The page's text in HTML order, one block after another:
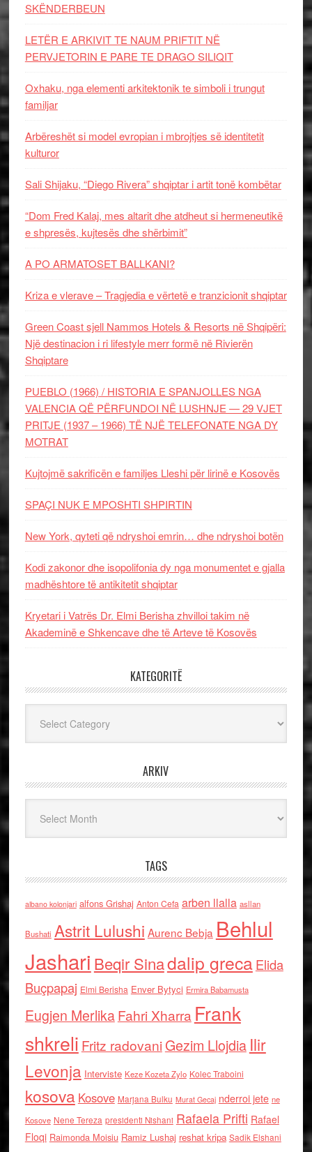
SKËNDERBEUN
LETËR E ARKIVIT TE NAUM PRIFTIT NË
PERVJETORIN E PARE TE DRAGO SILIQIT
Oxhaku, nga elementi arkitektonik te simboli i trungut
familjar
Arbëreshët si model evropian i mbrojtjes së identitetit
kulturor
Sali Shijaku, “Diego Rivera” shqiptar i artit tonë kombëtar
“Dom Fred Kalaj, mes altarit dhe atdheut si hermeneutikë
e shpresës, kujtesës dhe shërbimit”
A PO ARMATOSET BALLKANI?
Kriza e vlerave – Tragjedia e vërtetë e tranzicionit shqiptar
Green Coast sjell Nammos Hotels & Resorts në Shqipëri:
Një destinacion i ri lifestyle merr formë në Rivierën
Shqiptare
PUEBLO (1966) / HISTORIA E SPANJOLLES NGA
VALENCIA QË PËRFUNDOI NË LUSHNJE — 29 VJET
PRITJE (1937 – 1966) TË NJË TELEFONATE NGA DY
MOTRAT
Kujtojmë sakrificën e familjes Lleshi për lirinë e Kosovës
SPAÇI NUK E MPOSHTI SHPIRTIN
New York, qyteti që ndryshoi emrin… dhe ndryshoi botën
Kodi zakonor dhe isopolifonia dy nga monumentet e gjalla
madhështore të antikitetit shqiptar
Kryetari i Vatrës Dr. Elmi Berisha zhvilloi takim në
Akademinë e Shkencave dhe të Arteve të Kosovës
KATEGORITË
ARKIV
TAGS
albano kolonjari alfons Grishaj Anton Cefa arben llalla asllan
Bushati Astrit Lulushi Aurenc Bebja Behlul
Jashari Beqir Sinadalip grecaElida
Buçpapaj Elmi Berisha Enver Bytyci Ermira Babamusta
Eugjen MerlikaFahri Xharra Frank
shkreli Fritz radovaniGezim Llojdia Ilir
Levonja Interviste Keze Kozeta Zylo Kolec Traboini
kosova Kosove Marjana Bulku Murat Gecaj nderroi jete ne
Kosove Nene Tereza presidenti Nishani Rafaela Prifti Rafael
Floqi Raimonda Moisiu Ramiz Lushaj reshat kripa Sadik Elshani